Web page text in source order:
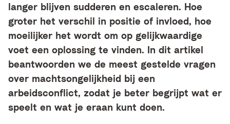
langer blijven sudderen en escaleren. Hoe
groter het verschil in positie of invloed, hoe
moeilijker het wordt om op gelijkwaardige
voet een oplossing te vinden. In dit artikel
beantwoorden we de meest gestelde vragen
over machtsongelijkheid bij een
arbeidsconflict, zodat je beter begrijpt wat er
speelt en wat je eraan kunt doen.